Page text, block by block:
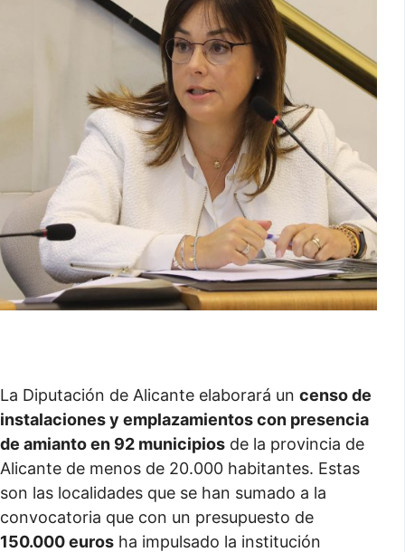
La Diputación de Alicante elaborará un censo de
instalaciones y emplazamientos con presencia
de amianto en 92 municipios de la provincia de
Alicante de menos de 20.000 habitantes. Estas
son las localidades que se han sumado a la
convocatoria que con un presupuesto de
150.000 euros ha impulsado la institución